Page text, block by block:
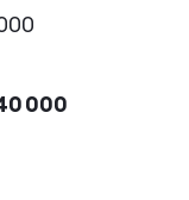
000